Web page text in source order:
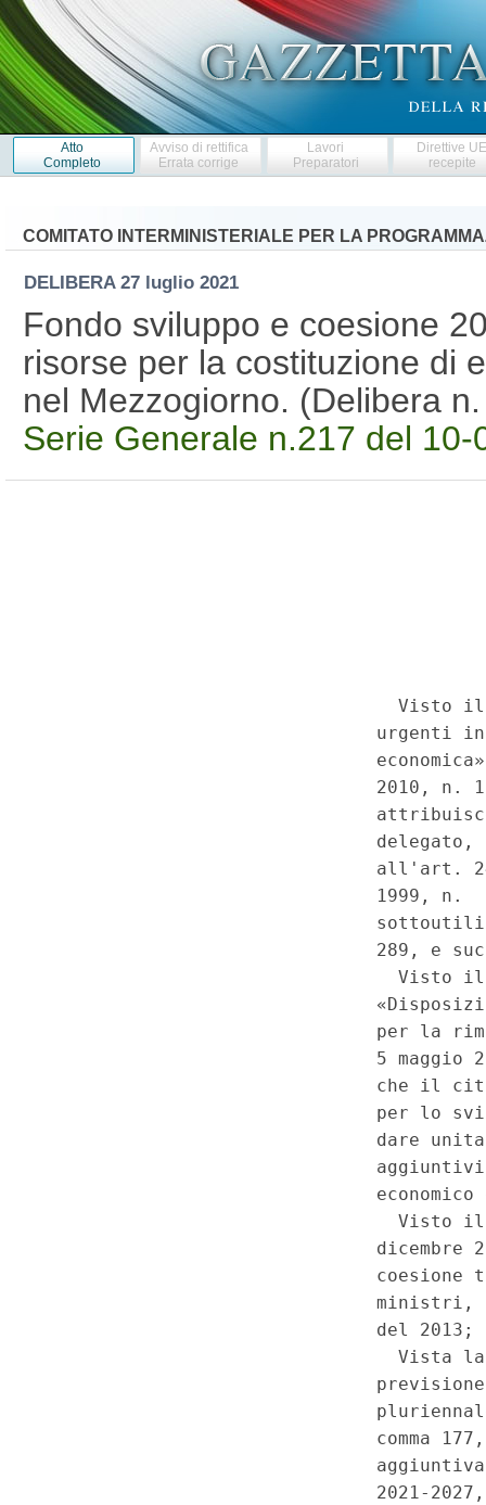
Atto
Completo
Avviso di rettifica
Errata corrige
Lavori
Preparatori
Direttive
recepite
COMITATO INTERMINISTERIALE PER LA
DELIBERA 27 luglio 2021
Fondo sviluppo e coesione
risorse per la costituzione di
nel Mezzogiorno. (Delibera
Serie Generale n.217 del 10-